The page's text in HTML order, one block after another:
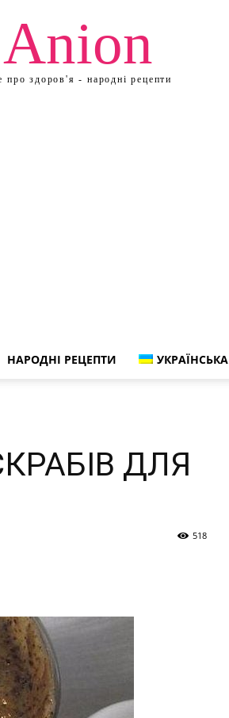
Anion
про здоров'я - народні рецепти
НАРОДНІ РЕЦЕПТИ УКРАЇНСЬКА
ДЛЯ
518